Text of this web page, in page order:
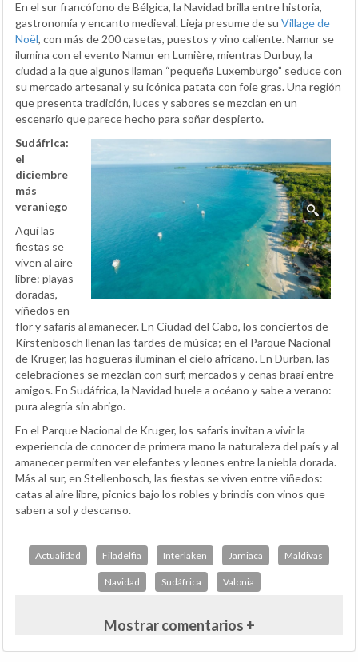
En el sur francófono de Bélgica, la Navidad brilla entre historia,
gastronomía y encanto medieval. Lieja presume de su Village de
Noël, con más de 200 casetas, puestos y vino caliente. Namur se
ilumina con el evento Namur en Lumière, mientras Durbuy, la
ciudad a la que algunos llaman “pequeña Luxemburgo” seduce con
su mercado artesanal y su icónica patata con foie gras. Una región
que presenta tradición, luces y sabores se mezclan en un
escenario que parece hecho para soñar despierto.
Sudáfrica:
el
diciembre
más
veraniego
Aquí las
fiestas se
viven al aire
libre: playas
doradas,
viñedos en
flor y safaris al amanecer. En Ciudad del Cabo, los conciertos de
Kirstenbosch llenan las tardes de música; en el Parque Nacional
de Kruger, las hogueras iluminan el cielo africano. En Durban, las
celebraciones se mezclan con surf, mercados y cenas braai entre
amigos. En Sudáfrica, la Navidad huele a océano y sabe a verano:
pura alegría sin abrigo.
En el Parque Nacional de Kruger, los safaris invitan a vivir la
experiencia de conocer de primera mano la naturaleza del país y al
amanecer permiten ver elefantes y leones entre la niebla dorada.
Más al sur, en Stellenbosch, las fiestas se viven entre viñedos:
catas al aire libre, picnics bajo los robles y brindis con vinos que
saben a sol y descanso.
Actualidad Filadelfia Interlaken Jamiaca Maldivas
Navidad Sudáfrica Valonia
Mostrar comentarios +